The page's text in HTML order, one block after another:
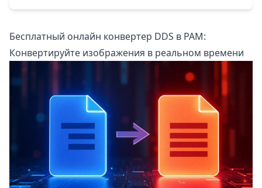
Бесплатный онлайн конвертер DDS в PAM:
Конвертируйте изображения в реальном времени